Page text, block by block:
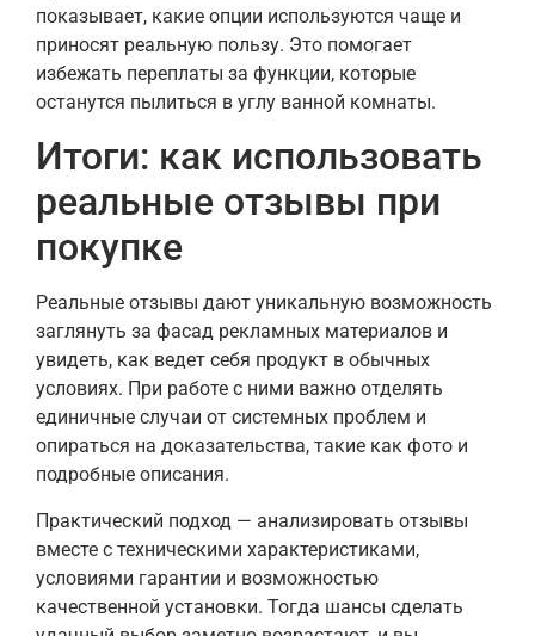
показывает, какие опции используются чаще и
приносят реальную пользу. Это помогает
избежать переплаты за функции, которые
останутся пылиться в углу ванной комнаты.
Итоги: как использовать
реальные отзывы при
покупке
Реальные отзывы дают уникальную возможность
заглянуть за фасад рекламных материалов и
увидеть, как ведет себя продукт в обычных
условиях. При работе с ними важно отделять
единичные случаи от системных проблем и
опираться на доказательства, такие как фото и
подробные описания.
Практический подход — анализировать отзывы
вместе с техническими характеристиками,
условиями гарантии и возможностью
качественной установки. Тогда шансы сделать